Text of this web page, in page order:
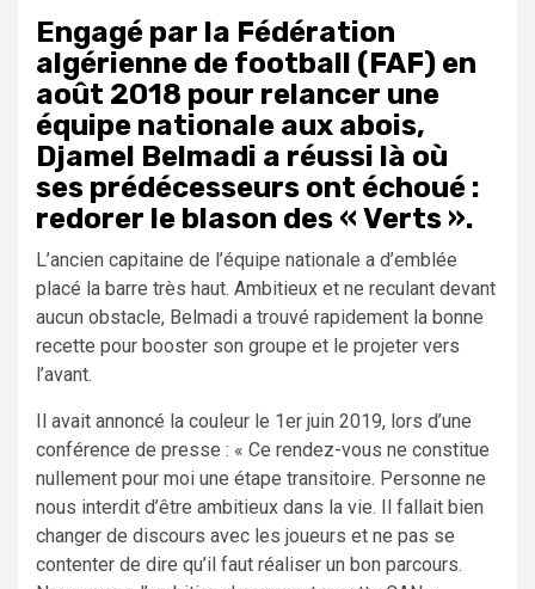
Engagé par la Fédération
algérienne de football (FAF) en
août 2018 pour relancer une
équipe nationale aux abois,
Djamel Belmadi a réussi là où
ses prédécesseurs ont échoué :
redorer le blason des « Verts ».
L’ancien capitaine de l’équipe nationale a d’emblée
placé la barre très haut. Ambitieux et ne reculant devant
aucun obstacle, Belmadi a trouvé rapidement la bonne
recette pour booster son groupe et le projeter vers
l’avant.
Il avait annoncé la couleur le 1er juin 2019, lors d’une
conférence de presse : « Ce rendez-vous ne constitue
nullement pour moi une étape transitoire. Personne ne
nous interdit d’être ambitieux dans la vie. Il fallait bien
changer de discours avec les joueurs et ne pas se
contenter de dire qu’il faut réaliser un bon parcours.